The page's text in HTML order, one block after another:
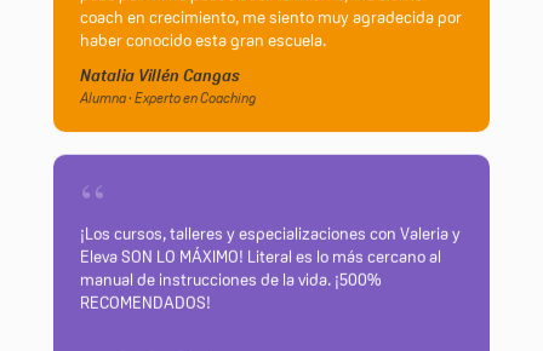
coach en crecimiento, me siento muy agradecida por
haber conocido esta gran escuela.
Natalia Villén Cangas
Alumna · Experto en Coaching
“
¡Los cursos, talleres y especializaciones con Valeria y
Eleva SON LO MÁXIMO! Literal es lo más cercano al
manual de instrucciones de la vida. ¡500%
RECOMENDADOS!